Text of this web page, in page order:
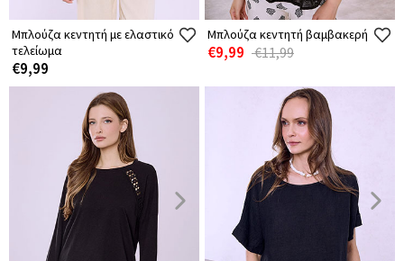
Μπλούζα κεντητή με ελαστικό
τελείωμα
€9,99
Μπλούζα κεντητή βαμβακερή
€9,99 €11,99